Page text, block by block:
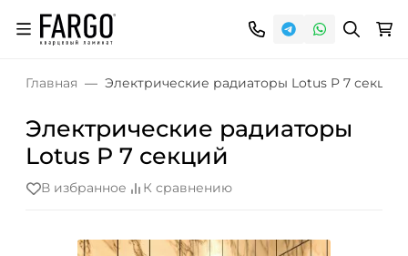
Главная Электрические радиаторы Lotus P 7 секций
Электрические радиаторы
Lotus P 7 секций
В избранное К сравнению